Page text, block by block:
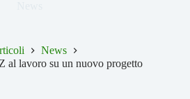
News
al lavoro su un nuovo progetto